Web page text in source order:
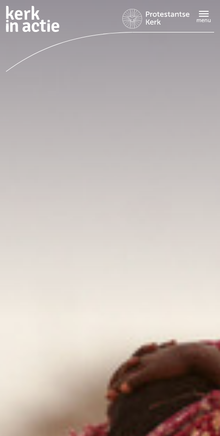
Doorgaan
naar
hoofdinhoud
menu